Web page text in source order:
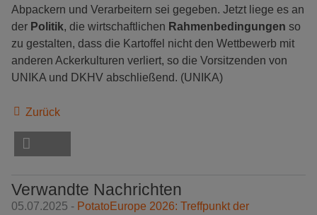
Abpackern und Verarbeitern sei gegeben. Jetzt liege es an
der Politik, die wirtschaftlichen Rahmenbedingungen so
zu gestalten, dass die Kartoffel nicht den Wettbewerb mit
anderen Ackerkulturen verliert, so die Vorsitzenden von
UNIKA und DKHV abschließend. (UNIKA)
Zurück
Verwandte Nachrichten
05.07.2025 - PotatoEurope 2026: Treffpunkt der